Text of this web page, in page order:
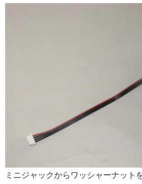
ミニジャックからワッシャーナット